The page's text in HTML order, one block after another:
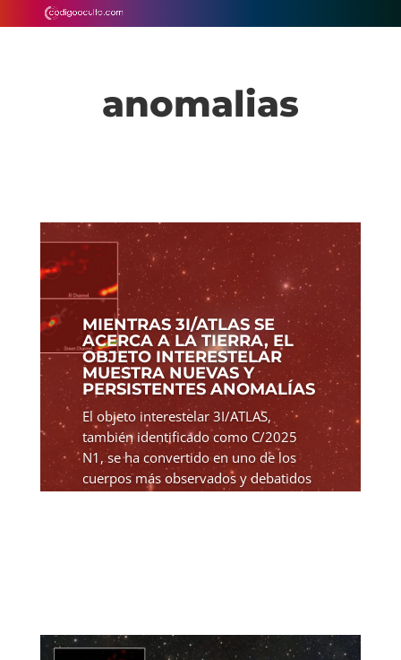
anomalias
MIENTRAS 3I/ATLAS SE
ACERCA A LA TIERRA, EL
OBJETO INTERESTELAR
MUESTRA NUEVAS Y
PERSISTENTES ANOMALÍAS
El objeto interestelar 3I/ATLAS,
también identificado como C/2025
N1, se ha convertido en uno de los
cuerpos más observados y debatidos